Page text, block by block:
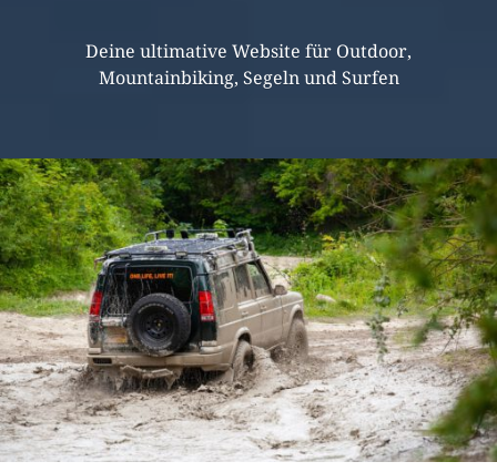
Deine ultimative Website für Outdoor,
Mountainbiking, Segeln und Surfen